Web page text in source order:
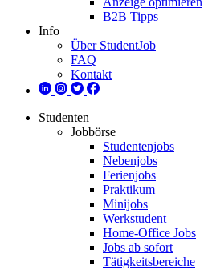
B2B Tipps
Info
Über StudentJob
FAQ
Kontakt
Studenten
Jobbörse
Studentenjobs
Nebenjobs
Ferienjobs
Praktikum
Minijobs
Werkstudent
Home-Office Jobs
Jobs ab sofort
Tätigkeitsbereiche